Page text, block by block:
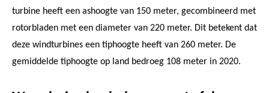
turbine heeft een ashoogte van 150 meter, gecombineerd met
rotorbladen met een diameter van 220 meter. Dit betekent dat
deze windturbines een tiphoogte heeft van 260 meter. De
gemiddelde tiphoogte op land bedroeg 108 meter in 2020.